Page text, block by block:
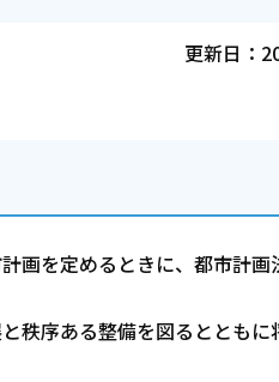
更新日：
画を定めるときに、都市計
秩序ある整備を図るととも